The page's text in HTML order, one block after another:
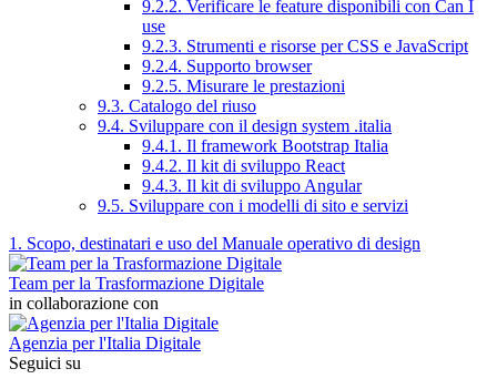
9.2.2. Verificare le feature disponibili con Can I
use
9.2.3. Strumenti e risorse per CSS e JavaScript
9.2.4. Supporto browser
9.2.5. Misurare le prestazioni
9.3. Catalogo del riuso
9.4. Sviluppare con il design system .italia
9.4.1. Il framework Bootstrap Italia
9.4.2. Il kit di sviluppo React
9.4.3. Il kit di sviluppo Angular
9.5. Sviluppare con i modelli di sito e servizi
1. Scopo, destinatari e uso del Manuale operativo di design
Team per la Trasformazione Digitale
in collaborazione con
Agenzia per l'Italia Digitale
Seguici su